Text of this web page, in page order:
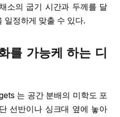
소의 굽기 시간과 두께를 달
일정하게 맞출 수 있다.
를 가능케 하는 디
는 공간 분배의 미학도 포
선반이나 싱크대 옆에 놓아